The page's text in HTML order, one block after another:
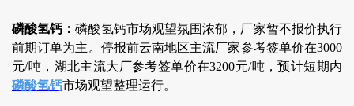
磷酸氢钙：磷酸氢钙市场观望氛围浓郁，厂家暂不报价执行
前期订单为主。停报前云南地区主流厂家参考签单价在3000
元/吨，湖北主流大厂参考签单价在3200元/吨，预计短期内
磷酸氢钙市场观望整理运行。